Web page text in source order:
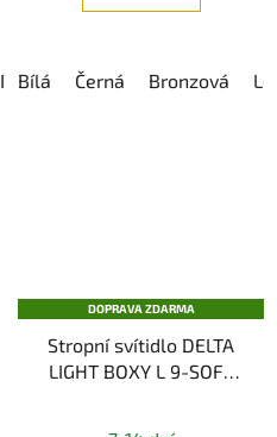
NESTMÍVATELNÉ - BÍLÁ DIM 1
Bílá Černá Bronzová
DOPRAVA ZDARMA
Stropní svítidlo DELTA
LIGHT BOXY L 9-SOFT